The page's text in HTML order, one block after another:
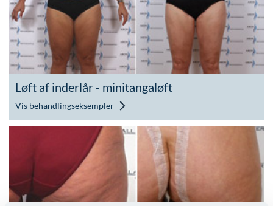
Løft af inderlår - minitangaløft
Vis behandlingseksempler